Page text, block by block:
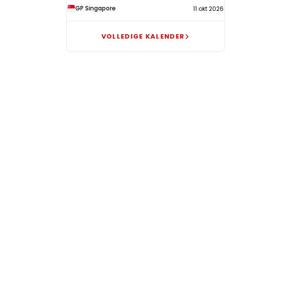
GP Singapore 11 okt 2026
VOLLEDIGE KALENDER